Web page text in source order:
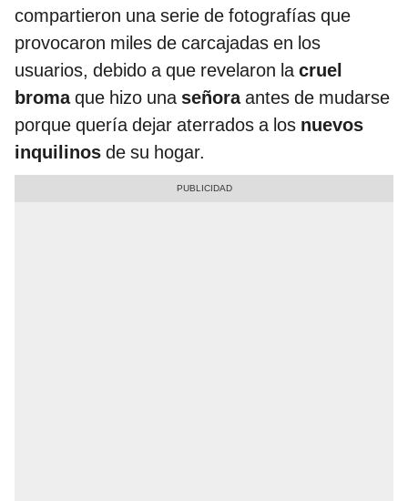
compartieron una serie de fotografías que
provocaron miles de carcajadas en los
usuarios, debido a que revelaron lacruel
bromaque hizo una señoraantes de mudarse
porque quería dejar aterrados a los nuevos
inquilinos de su hogar.